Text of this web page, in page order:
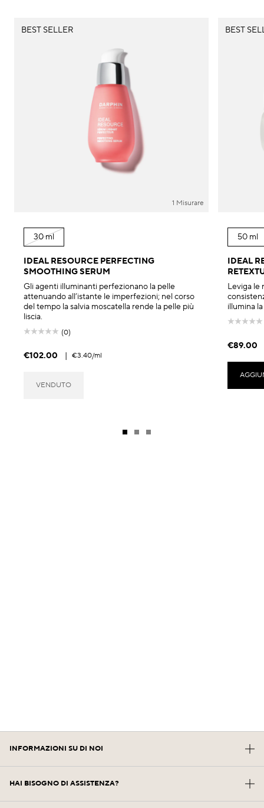
BEST SELLER
1 Misurare
30 ml
IDEAL RESOURCE PERFECTING
SMOOTHING SERUM
Gli agenti illuminanti perfezionano la pelle
attenuando all’istante le imperfezioni; nel corso
del tempo la salvia moscatella rende la pelle più
liscia.
(0)
€102.00 €3.40/ml
VENDUTO
BEST
50 ml
IDEAL
Leviga le
illumina
€89.00
INFORMAZIONI SU DI NOI
HAI BISOGNO DI ASSISTENZA?